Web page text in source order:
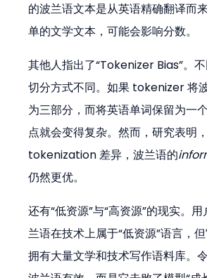
的波兰语文本是从英语精确翻译而
单的文学文本，可能会影响分数。
其他人指出了“Tokenizer Bias”。
切分方式不同。如果 tokenizer 将
为三部分，而将英语单词保留为一
点就会变得复杂。然而，研究表明
tokenization 差异，波兰语的
仍然更优。
还有“低资源”与“高资源”的现实。
兰语在技术上属于“低资源”语言，
拥有大量文学和技术写作语料库。